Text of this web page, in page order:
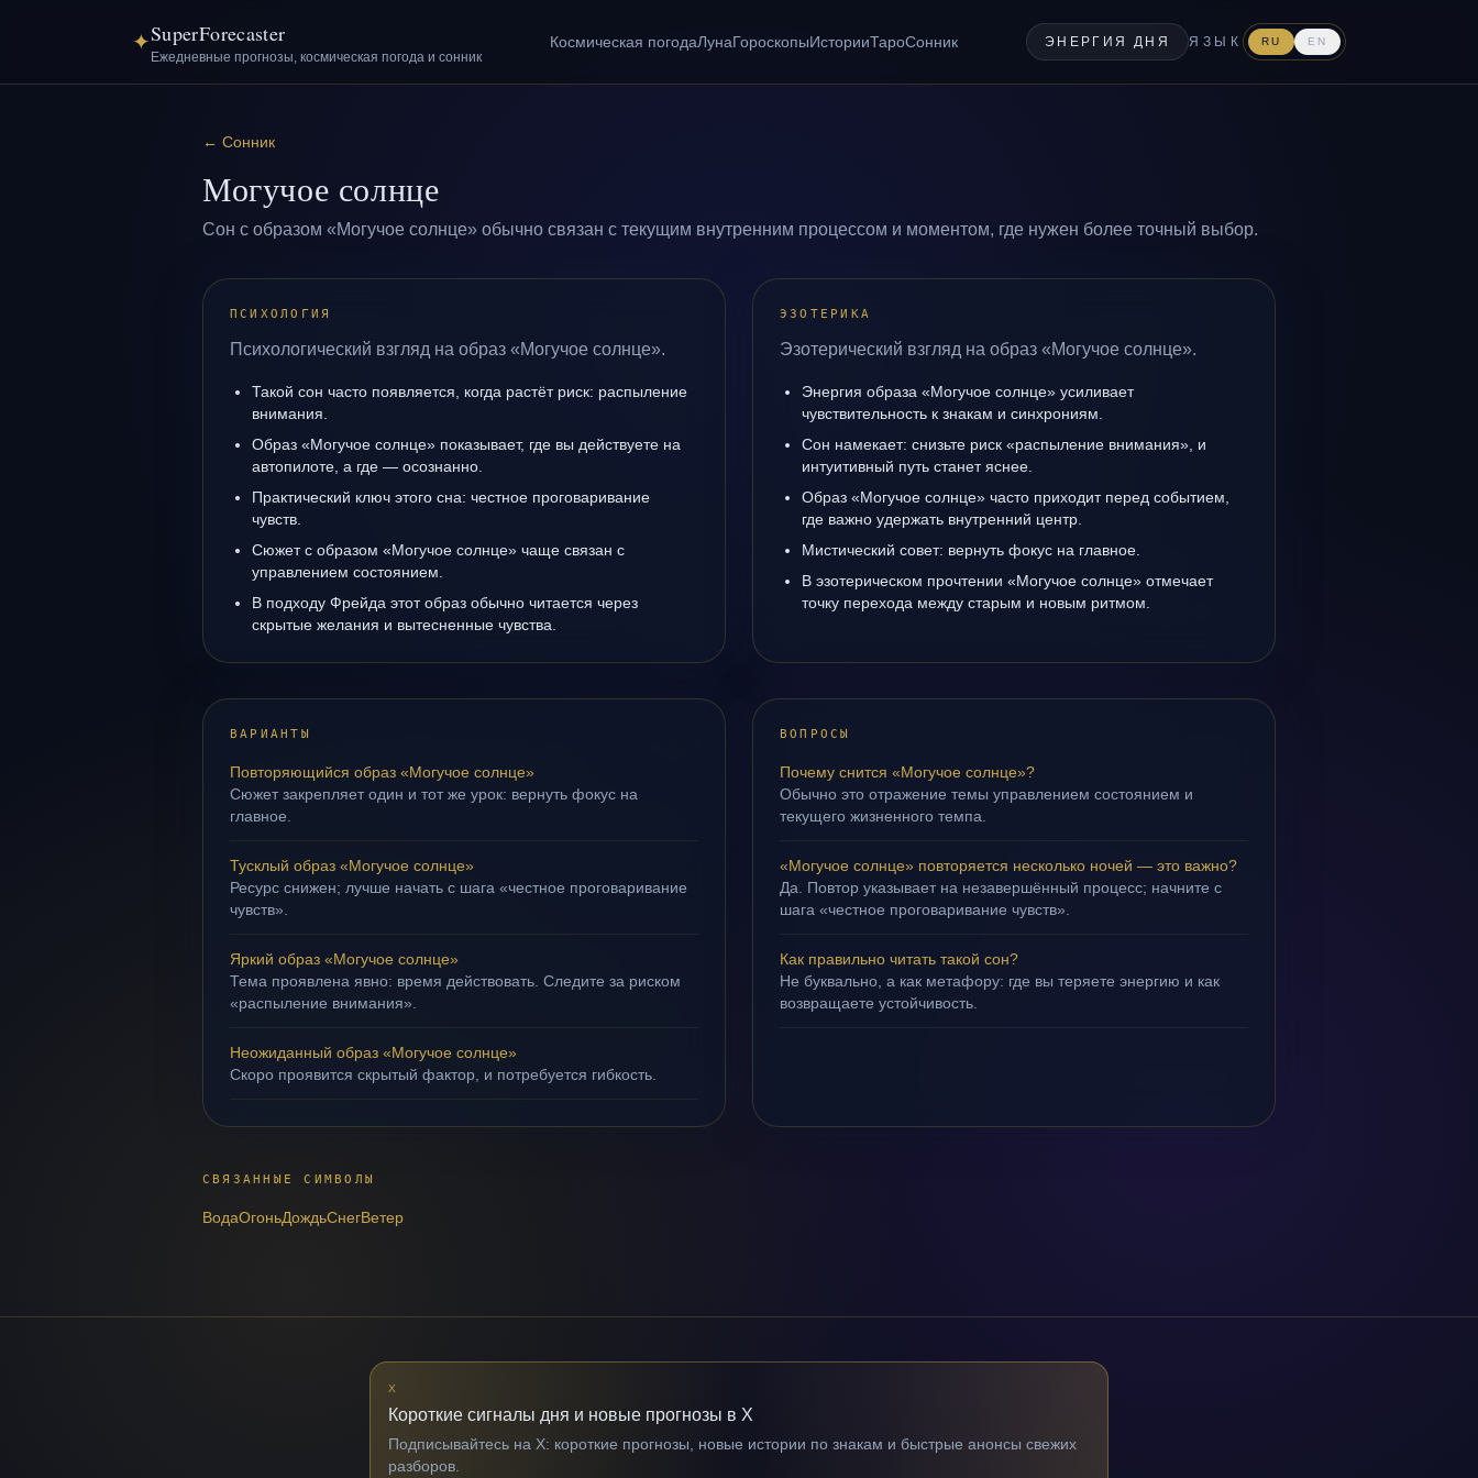
✦SuperForecaster
Ежедневные прогнозы, космическая погода и сонник
Космическая погодаЛунаГороскопыИсторииТароСонник ЭНЕРГИЯ ДНЯ ЯЗЫК RU EN
← Сонник
Могучое солнце
Сон с образом «Могучое солнце» обычно связан с текущим внутренним процессом и моментом, где нужен более точный выбор.
ПСИХОЛОГИЯ
Психологический взгляд на образ «Могучое солнце».
Такой сон часто появляется, когда растёт риск: распыление
внимания.
Образ «Могучое солнце» показывает, где вы действуете на
автопилоте, а где — осознанно.
Практический ключ этого сна: честное проговаривание
чувств.
Сюжет с образом «Могучое солнце» чаще связан с
управлением состоянием.
В подходу Фрейда этот образ обычно читается через
скрытые желания и вытесненные чувства.
ЭЗОТЕРИКА
Эзотерический взгляд на образ «Могучое солнце».
Энергия образа «Могучое солнце» усиливает
чувствительность к знакам и синхрониям.
Сон намекает: снизьте риск «распыление внимания», и
интуитивный путь станет яснее.
Образ «Могучое солнце» часто приходит перед событием,
где важно удержать внутренний центр.
Мистический совет: вернуть фокус на главное.
В эзотерическом прочтении «Могучое солнце» отмечает
точку перехода между старым и новым ритмом.
ВАРИАНТЫ
Повторяющийся образ «Могучое солнце»
Сюжет закрепляет один и тот же урок: вернуть фокус на
главное.
Тусклый образ «Могучое солнце»
Ресурс снижен; лучше начать с шага «честное проговаривание
чувств».
Яркий образ «Могучое солнце»
Тема проявлена явно: время действовать. Следите за риском
«распыление внимания».
Неожиданный образ «Могучое солнце»
Скоро проявится скрытый фактор, и потребуется гибкость.
ВОПРОСЫ
Почему снится «Могучое солнце»?
Обычно это отражение темы управлением состоянием и
текущего жизненного темпа.
«Могучое солнце» повторяется несколько ночей — это важно?
Да. Повтор указывает на незавершённый процесс; начните с
шага «честное проговаривание чувств».
Как правильно читать такой сон?
Не буквально, а как метафору: где вы теряете энергию и как
возвращаете устойчивость.
СВЯЗАННЫЕ СИМВОЛЫ
ВодаОгоньДождьСнегВетер
X
Короткие сигналы дня и новые прогнозы в X
Подписывайтесь на X: короткие прогнозы, новые истории по знакам и быстрые анонсы свежих
разборов.